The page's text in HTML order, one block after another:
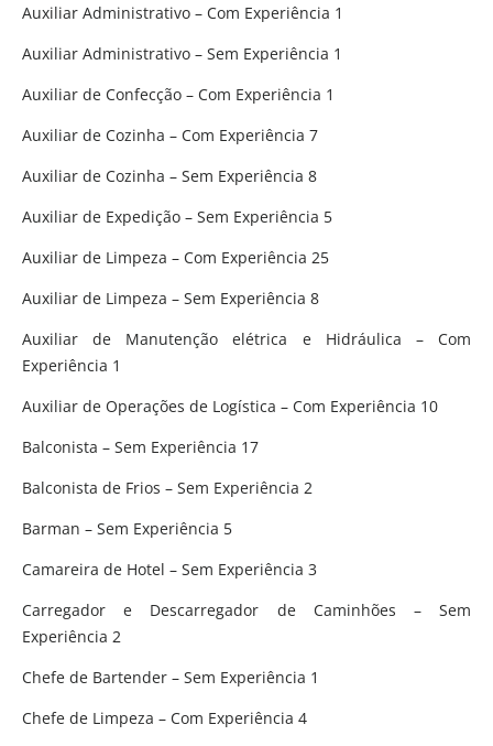
Auxiliar Administrativo – Com Experiência 1
Auxiliar Administrativo – Sem Experiência 1
Auxiliar de Confecção – Com Experiência 1
Auxiliar de Cozinha – Com Experiência 7
Auxiliar de Cozinha – Sem Experiência 8
Auxiliar de Expedição – Sem Experiência 5
Auxiliar de Limpeza – Com Experiência 25
Auxiliar de Limpeza – Sem Experiência 8
Auxiliar de Manutenção elétrica e Hidráulica – Com
Experiência 1
Auxiliar de Operações de Logística – Com Experiência 10
Balconista – Sem Experiência 17
Balconista de Frios – Sem Experiência 2
Barman – Sem Experiência 5
Camareira de Hotel – Sem Experiência 3
Carregador e Descarregador de Caminhões – Sem
Experiência 2
Chefe de Bartender – Sem Experiência 1
Chefe de Limpeza – Com Experiência 4